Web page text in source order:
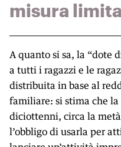
misura
A quanto si sa, la “dote
a tutti i ragazzi e le
distribuita in base al
familiare: si stima che
diciottenni, circa la
l’obbligo di usarla per